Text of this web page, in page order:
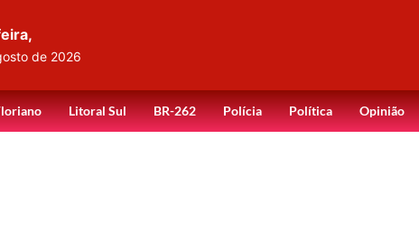
de 2026
Litoral Sul BR-262 Polícia Política Opinião